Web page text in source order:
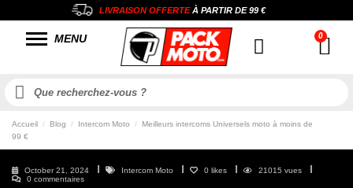
LIVRAISON OFFERTEÀ PARTIR DE99 €
MENU
Accueil Blog Intercom Moto
Meilleurs intercoms Universels moto à moins de
99 €
October 21, 2024 Intercom Moto 0 likes
21015 vues
0 commentaires